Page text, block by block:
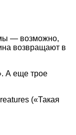
— возможно,
возвращают в
А еще трое
(«Такая